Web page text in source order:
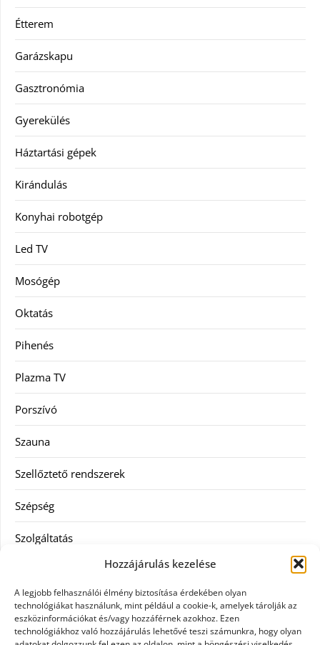
Hozzájárulás kezelése
A legjobb felhasználói élmény biztosítása érdekében olyan
technológiákat használunk, mint például a cookie-k, amelyek tárolják az
eszközinformációkat és/vagy hozzáférnek azokhoz. Ezen
technológiákhoz való hozzájárulás lehetővé teszi számunkra, hogy olyan
Étterem
Garázskapu
Gasztronómia
Gyerekülés
Háztartási gépek
Kirándulás
Konyhai robotgép
Led TV
Mosógép
Oktatás
Pihenés
Plazma TV
Porszívó
Szauna
Szellőztető rendszerek
Szépség
Szolgáltatás
Televízió
Vásárlás